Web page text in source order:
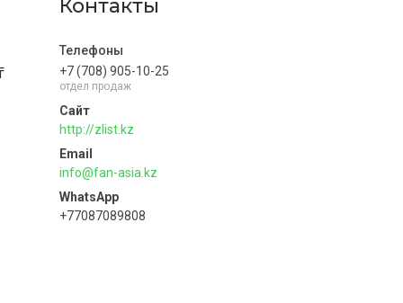
Контакты
+7 (708) 905-10-25
отдел продаж
http://zlist.kz
info@fan-asia.kz
+77087089808